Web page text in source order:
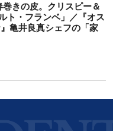
きの皮。クリスピー＆
ト・フランベ」／『オス
亀井良真シェフの「家